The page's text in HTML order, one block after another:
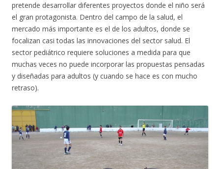
pretende desarrollar diferentes proyectos donde el niño será
el gran protagonista. Dentro del campo de la salud, el
mercado más importante es el de los adultos, donde se
focalizan casi todas las innovaciones del sector salud. El
sector pediátrico requiere soluciones a medida para que
muchas veces no puede incorporar las propuestas pensadas
y diseñadas para adultos (y cuando se hace es con mucho
retraso).